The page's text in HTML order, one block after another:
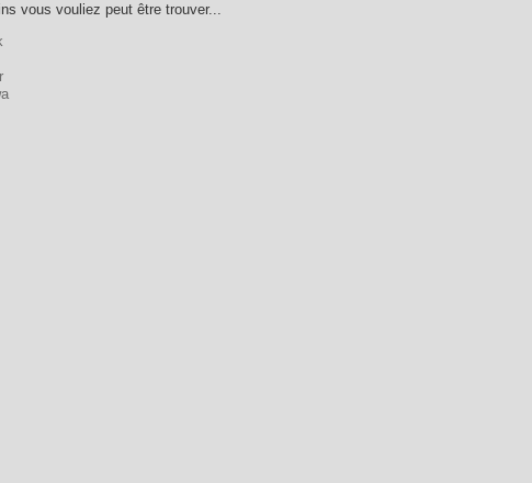
vous vouliez peut être trouver...